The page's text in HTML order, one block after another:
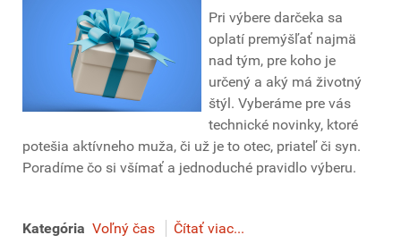
Pri výbere darčeka sa
oplatí premýšľať najmä
nad tým, pre koho je
určený a aký má životný
štýl. Vyberáme pre vás
technické novinky, ktoré
potešia aktívneho muža, či už je to otec, priateľ či syn.
Poradíme čo si všímať a jednoduché pravidlo výberu.
Kategória Voľný čas Čítať viac...